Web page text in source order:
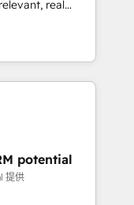
value and
on ROI and
Together, we
your
real
brings over a
with deep
to helping
that fit
thrilled to have
leading the
potential
提供